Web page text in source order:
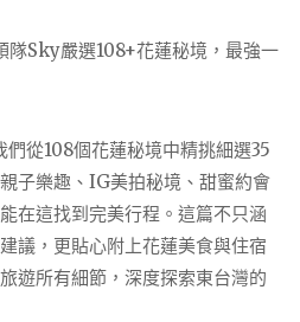
從108個花蓮秘境中精挑細選35
子樂趣、IG美拍秘境、甜蜜約會
在這找到完美行程。這篇不只涵
議，更貼心附上花蓮美食與住宿
遊所有細節，深度探索東台灣的